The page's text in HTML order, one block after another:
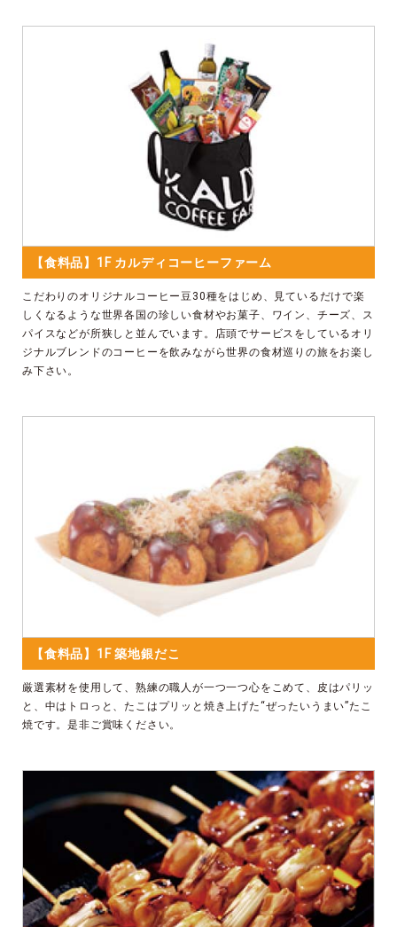
【食料品】1F カルディコーヒーファーム
こだわりのオリジナルコーヒー豆30種をはじめ、見ているだけで楽
しくなるような世界各国の珍しい食材やお菓子、ワイン、チーズ、ス
パイスなどが所狭しと並んでいます。店頭でサービスをしているオリ
ジナルブレンドのコーヒーを飲みながら世界の食材巡りの旅をお楽し
み下さい。
【食料品】1F 築地銀だこ
厳選素材を使用して、熟練の職人が一つ一つ心をこめて、皮はパリッ
と、中はトロっと、たこはプリッと焼き上げた“ぜったいうまい”たこ
焼です。是非ご賞味ください。